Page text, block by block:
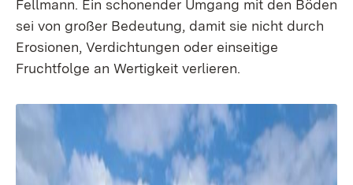
Fellmann. Ein schonender Umgang mit den Böden
sei von großer Bedeutung, damit sie nicht durch
Erosionen, Verdichtungen oder einseitige
Fruchtfolge an Wertigkeit verlieren.